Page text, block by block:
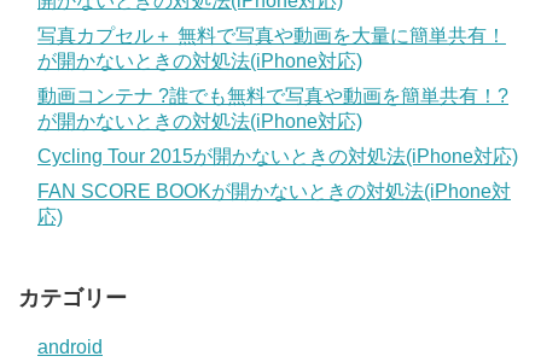
写真カプセル＋ 無料で写真や動画を大量に簡単共有！
が開かないときの対処法(iPhone対応)
動画コンテナ ?誰でも無料で写真や動画を簡単共有！?
が開かないときの対処法(iPhone対応)
Cycling Tour 2015が開かないときの対処法(iPhone対応)
FAN SCORE BOOKが開かないときの対処法(iPhone対
応)
カテゴリー
android